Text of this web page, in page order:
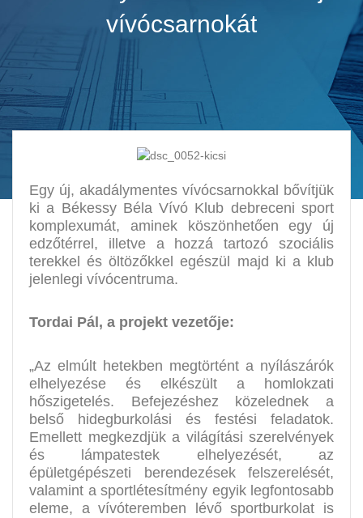
vívócsarnokát
Egy új, akadálymentes vívócsarnokkal bővítjük
ki a Békessy Béla Vívó Klub debreceni sport
komplexumát, aminek köszönhetően egy új
edzőtérrel, illetve a hozzá tartozó szociális
terekkel és öltözőkkel egészül majd ki a klub
jelenlegi vívócentruma.
Tordai Pál, a projekt vezetője:
„Az elmúlt hetekben megtörtént a nyílászárók
elhelyezése és elkészült a homlokzati
hőszigetelés. Befejezéshez közelednek a
belső hidegburkolási és festési feladatok.
Emellett megkezdjük a világítási szerelvények
és lámpatestek elhelyezését, az
épületgépészeti berendezések felszerelését,
valamint a sportlétesítmény egyik legfontosabb
eleme, a vívóteremben lévő sportburkolat is